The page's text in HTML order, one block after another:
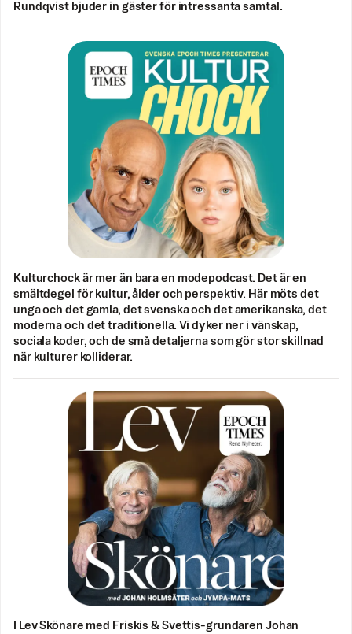
Rundqvist bjuder in gäster för intressanta samtal.
Kulturchock är mer än bara en modepodcast. Det är en
smältdegel för kultur, ålder och perspektiv. Här möts det
unga och det gamla, det svenska och det amerikanska, det
moderna och det traditionella. Vi dyker ner i vänskap,
sociala koder, och de små detaljerna som gör stor skillnad
när kulturer kolliderar.
I Lev Skönare med Friskis & Svettis-grundaren Johan